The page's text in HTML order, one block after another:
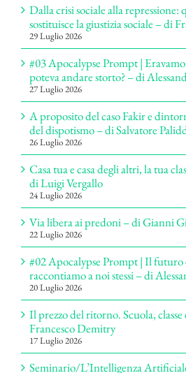
Dalla crisi sociale alla
sostituisce la giustizia sociale – di
29 Luglio 2026
#03 Apocalypse Prompt |
poteva andare storto? – di
27 Luglio 2026
A proposito del caso Fakir e
del dispotismo – di Salvatore
26 Luglio 2026
Casa tua e casa degli altri, la tua
di Luigi Vergallo
24 Luglio 2026
Via libera ai predoni – di Gianni
22 Luglio 2026
#02 Apocalypse Prompt | Il futuro
raccontiamo a noi stessi – di
20 Luglio 2026
Il prezzo del ritorno. Scuola,
Francesco Demitry
17 Luglio 2026
Seminario/L’Intelligenza